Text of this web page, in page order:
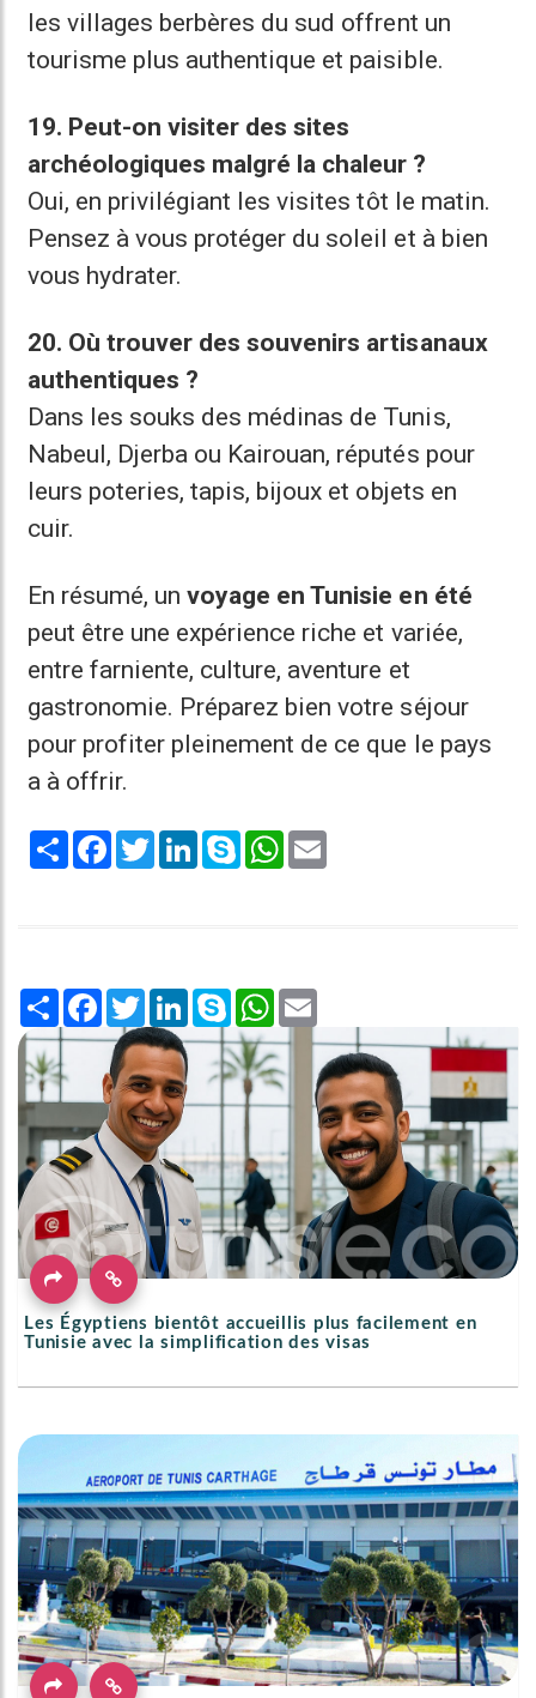
les villages berbères du sud offrent un
tourisme plus authentique et paisible.
19. Peut-on visiter des sites
archéologiques malgré la chaleur ?
Oui, en privilégiant les visites tôt le matin.
Pensez à vous protéger du soleil et à bien
vous hydrater.
20. Où trouver des souvenirs artisanaux
authentiques ?
Dans les souks des médinas de Tunis,
Nabeul, Djerba ou Kairouan, réputés pour
leurs poteries, tapis, bijoux et objets en
cuir.
En résumé, unvoyage en Tunisie en été
peut être une expérience riche et variée,
entre farniente, culture, aventure et
gastronomie. Préparez bien votre séjour
pour profiter pleinement de ce que le pays
a à offrir.
Share Facebook
TwitterLinkedInSkype WhatsApp
Share Facebook
TwitterLinkedInSkype WhatsApp
Les Égyptiens bientôt accueillis plus facilement en
Tunisie avec la simplification des visas